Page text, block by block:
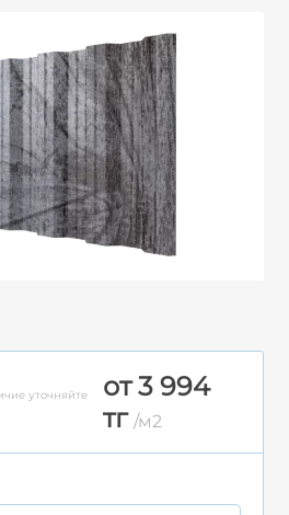
уточняйте
от 3 994
тг/м2